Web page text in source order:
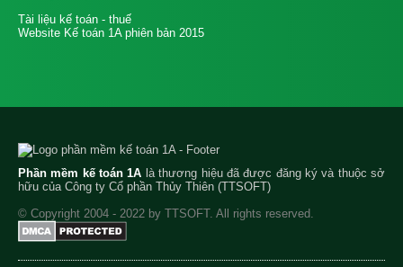
Tài liệu kế toán - thuế
Website Kế toán 1A phiên bản 2015
Phần mềm kế toán 1A là thương hiệu đã được đăng ký và thuộc sở
hữu của Công ty Cổ phần Thủy Thiên (TTSOFT)
© Copyright 2004 - 2022 by TTSOFT. All rights reserved.